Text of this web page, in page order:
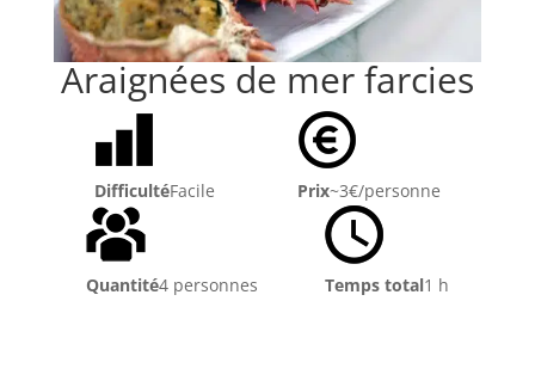
Araignées de mer farcies
DifficultéFacile Prix~3€/personne
Quantité4 personnes Temps total1 h